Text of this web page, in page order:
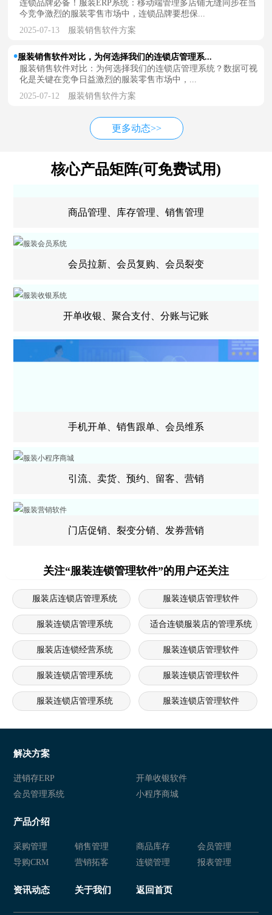
连锁品牌必备！服装ERP系统：移动端管理多店铺无缝同步在当
今竞争激烈的服装零售市场中，连锁品牌要想保...
2025-07-13 服装销售软件方案
服装销售软件对比，为何选择我们的连锁店管理系...
服装销售软件对比：为何选择我们的连锁店管理系统？数据可视
化是关键在竞争日益激烈的服装零售市场中，...
2025-07-12 服装销售软件方案
更多动态>>
核心产品矩阵(可免费试用)
商品管理、库存管理、销售管理
会员拉新、会员复购、会员裂变
开单收银、聚合支付、分账与记账
手机开单、销售跟单、会员维系
引流、卖货、预约、留客、营销
门店促销、裂变分销、发券营销
关注“服装连锁管理软件”的用户还关注
服装店连锁店管理系统 服装连锁店管理软件
服装连锁店管理系统 适合连锁服装店的管理系统
服装店连锁经营系统 服装连锁店管理软件
服装连锁店管理系统 服装连锁店管理软件
服装连锁店管理系统 服装连锁店管理软件
服装连锁店管理系统 服装连锁店管理软件
服装连锁店管理系统
服装连锁店管理系统 服装连锁店管理软件
解决方案
进销存ERP
开单收银软件
会员管理系统
小程序商城
产品介绍
采购管理 销售管理 商品库存
会员管理
导购CRM
营销拓客 连锁管理 报表管理
资讯动态 关于我们 返回首页